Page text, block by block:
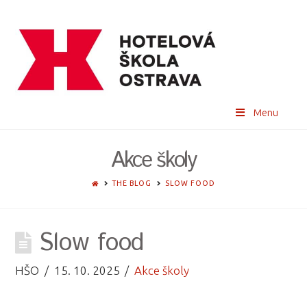
Menu
Akce školy
HOMETHE BLOG SLOW FOOD
Slow food
HŠO 15. 10. 2025 Akce školy